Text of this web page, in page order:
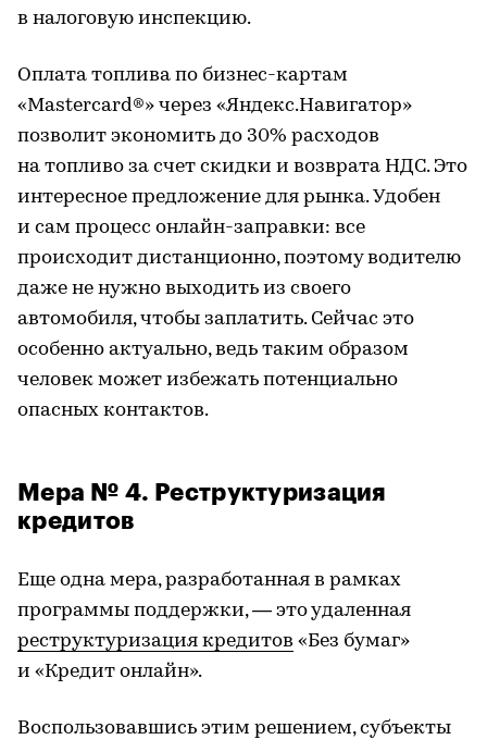
в налоговую инспекцию.
Оплата топлива по бизнес-картам
«Mastercard®» через «Яндекс.Навигатор»
позволит экономить до 30% расходов
на топливо за счет скидки и возврата НДС. Это
интересное предложение для рынка. Удобен
и сам процесс онлайн-заправки: все
происходит дистанционно, поэтому водителю
даже не нужно выходить из своего
автомобиля, чтобы заплатить. Сейчас это
особенно актуально, ведь таким образом
человек может избежать потенциально
опасных контактов.
Мера № 4. Реструктуризация
кредитов
Еще одна мера, разработанная в рамках
программы поддержки, — это удаленная
реструктуризация кредитов «Без бумаг»
и «Кредит онлайн».
Воспользовавшись этим решением, субъекты